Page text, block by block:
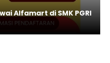
Alfamart di SMK PGRI